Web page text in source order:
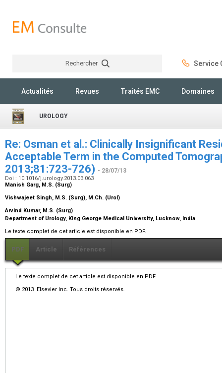
Rechercher Service
Actualités Revues Traités EMC Domaines
UROLOGY
Re: Osman et al.: Clinically Insignificant
Acceptable Term in the Computed
2013;81:723-726) - 28/07/13
Doi : 10.1016/j.urology.2013.03.063
Manish Garg, M.S. (Surg)
Vishwajeet Singh, M.S. (Surg), M.Ch. (Urol)
Arvind Kumar, M.S. (Surg)
Department of Urology, King George Medical University, Lucknow, India
Le texte complet de cet article est disponible en PDF.
PDF Article Références
Le texte complet de cet article est disponible en PDF.
© 2013 Elsevier Inc. Tous droits réservés.